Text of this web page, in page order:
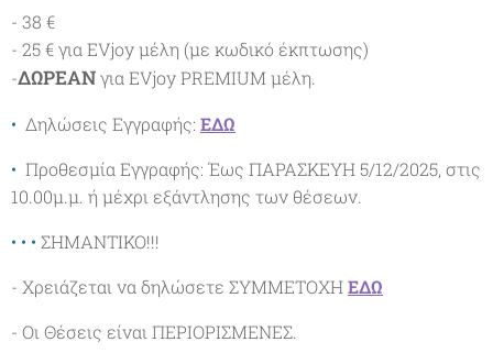
- 38 €
- 25 € για EVjoy μέλη (με κωδικό έκπτωσης)
-ΔΩΡΕΑΝγια EVjoy PREMIUM μέλη.
• Δηλώσεις Εγγραφής: ΕΔΩ
• Προθεσμία Εγγραφής: Έως ΠΑΡΑΣΚΕΥΗ 5/12/2025, στις
10.00μ.μ. ή μέχρι εξάντλησης των θέσεων.
• • • ΣΗΜΑΝΤΙΚΟ!!!
- Χρειάζεται να δηλώσετε ΣΥΜΜΕΤΟΧΗΕΔΩ
- Οι Θέσεις είναι ΠΕΡΙΟΡΙΣΜΕΝΕΣ.